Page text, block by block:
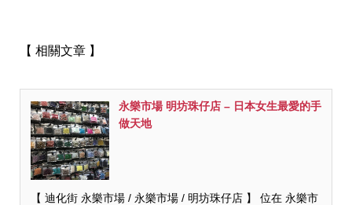
【 相關文章 】
永樂市場 明坊珠仔店 – 日本女生最愛的手
做天地
【 迪化街 永樂市場 / 永樂市場 / 明坊珠仔店 】 位在 永樂市